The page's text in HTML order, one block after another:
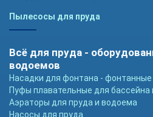
Пылесосы для пруда
Всё для пруда -
водоемов
Насадки для фонтана -
Пуфы плавательные для бассейна
Аэраторы для пруда и водоема
Насосы для пруда